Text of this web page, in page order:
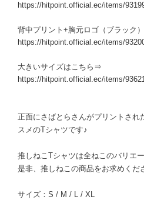
https://hitpoint.official.ec/items/
背中プリント+胸元ロゴ（ブラック
https://hitpoint.official.ec/items/
大きいサイズはこちら⇒
https://hitpoint.official.ec/items/
正面にさばとらさんがプリントされ
スメのTシャツです♪
推しねこTシャツは全ねこのバリエ
是非、推しねこの商品をお求めくだ
サイズ：S / M / L / XL